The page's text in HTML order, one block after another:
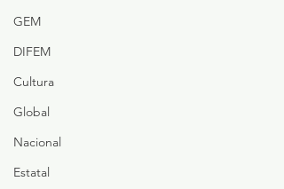
GEM
DIFEM
Cultura
Global
Nacional
Estatal